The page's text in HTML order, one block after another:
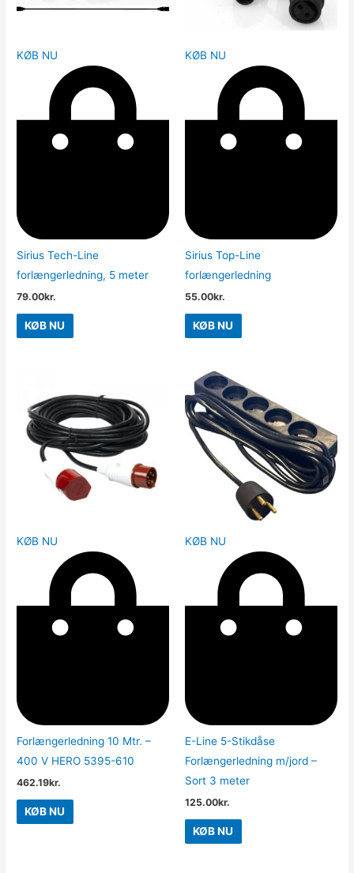
KØB NU
Sirius Tech-Line
forlængerledning, 5 meter
79.00kr.
KØB NU
KØB NU
Sirius Top-Line
forlængerledning
55.00kr.
KØB NU
KØB NU
Forlængerledning 10 Mtr. –
400 V HERO 5395-610
462.19kr.
KØB NU
KØB NU
E-Line 5-Stikdåse
Forlængerledning m/jord –
Sort 3 meter
125.00kr.
KØB NU